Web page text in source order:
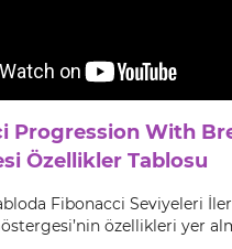
Progression With
Özellikler Tablosu
Fibonacci Seviyeleri
özellikleri yer